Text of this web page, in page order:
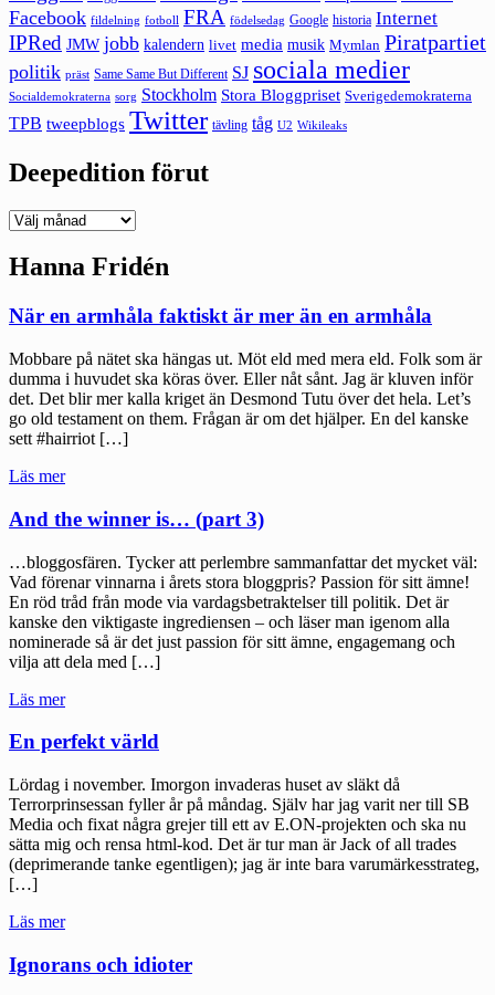
Facebook fildelning fotboll FRA födelsedag Google historia Internet
IPRed JMW jobb kalendern livet media musik Mymlan Piratpartiet
politik präst Same Same But Different SJ sociala medier
Socialdemokraterna sorg Stockholm Stora Bloggpriset Sverigedemokraterna
TPB tweepblogs Twitter tävling tåg U2 Wikileaks
Deepedition förut
Deepedition
Hanna Fridén
När en armhåla faktiskt är mer än en armhåla
Mobbare på nätet ska hängas ut. Möt eld med mera eld. Folk som är
dumma i huvudet ska köras över. Eller nåt sånt. Jag är kluven inför
det. Det blir mer kalla kriget än Desmond Tutu över det hela. Let’s
go old testament on them. Frågan är om det hjälper. En del kanske
sett #hairriot […]
Läs mer"När
armhåla
faktiskt
är
mer
än
en
armhåla"
And the winner is… (part 3)
…bloggosfären. Tycker att perlembre sammanfattar det mycket väl:
Vad förenar vinnarna i årets stora bloggpris? Passion för sitt ämne!
En röd tråd från mode via vardagsbetraktelser till politik. Det är
kanske den viktigaste ingrediensen – och läser man igenom alla
nominerade så är det just passion för sitt ämne, engagemang och
vilja att dela med […]
Läs mer"And
winner
(part
3)"
En perfekt värld
Lördag i november. Imorgon invaderas huset av släkt då
Terrorprinsessan fyller år på måndag. Själv har jag varit ner till SB
Media och fixat några grejer till ett av E.ON-projekten och ska nu
sätta mig och rensa html-kod. Det är tur man är Jack of all trades
(deprimerande tanke egentligen); jag är inte bara varumärkesstrateg,
[…]
Läs mer"En
värld"
Ignorans och idioter